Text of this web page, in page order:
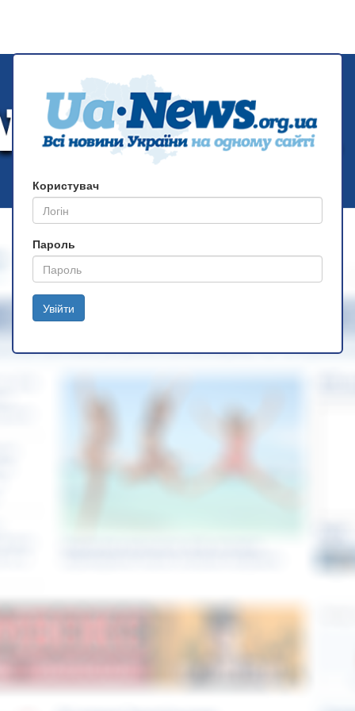
Користувач
Пароль